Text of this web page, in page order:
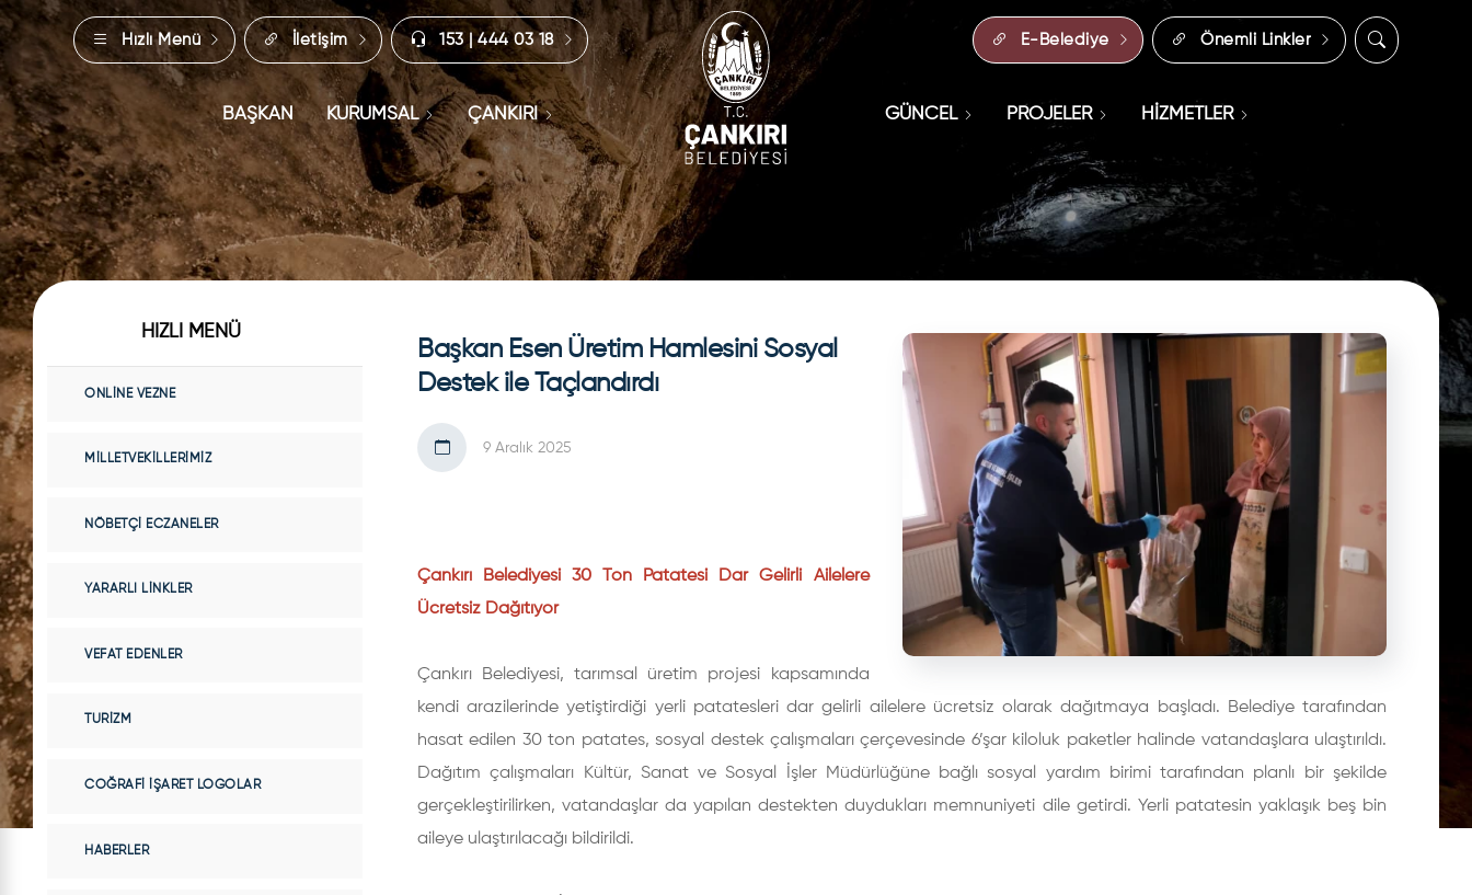
Hızlı Menü İletişim 153 | 444 03 18 E-Belediye Önemli Linkler
BAŞKAN KURUMSAL ÇANKIRI GÜNCEL PROJELER HİZMETLER
Başkan Esen Üretim Hamlesini Sosyal
Destek ile Taçlandırdı
9 Aralık 2025
Çankırı Belediyesi 30 Ton Patatesi Dar Gelirli Ailelere
Ücretsiz Dağıtıyor
Çankırı Belediyesi, tarımsal üretim projesi kapsamında
kendi arazilerinde yetiştirdiği yerli patatesleri dar gelirli ailelere ücretsiz olarak dağıtmaya başladı. Belediye tarafından
hasat edilen 30 ton patates, sosyal destek çalışmaları çerçevesinde 6’şar kiloluk paketler halinde vatandaşlara ulaştırıldı.
Dağıtım çalışmaları Kültür, Sanat ve Sosyal İşler Müdürlüğüne bağlı sosyal yardım birimi tarafından planlı bir şekilde
gerçekleştirilirken, vatandaşlar da yapılan destekten duydukları memnuniyeti dile getirdi. Yerli patatesin yaklaşık beş bin
aileye ulaştırılacağı bildirildi.
HIZLI MENÜ
ONLINE VEZNE
MILLETVEKILLERIMIZ
NÖBETÇI ECZANELER
YARARLI LINKLER
VEFAT EDENLER
TURIZM
COĞRAFI İŞARET LOGOLAR
HABERLER